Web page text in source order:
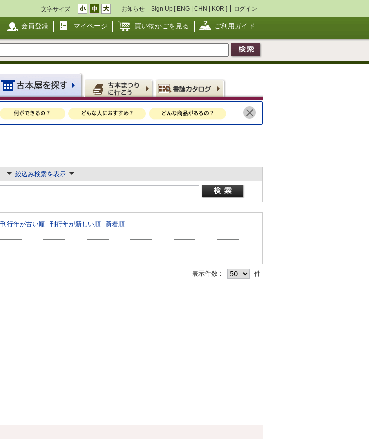
文字サイズ お知らせ Sign Up [ ENG | CHN | KOR ] ログイン
会員登録 マイページ 買い物かごを見る ご利用ガイド
絞込み検索を表示
刊行年が古い順 刊行年が新しい順 新着順
表示件数： 件